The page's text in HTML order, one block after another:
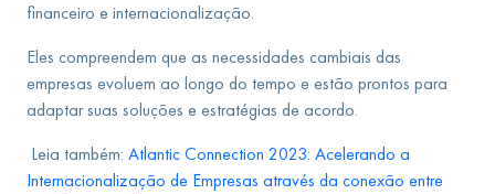
financeiro e internacionalização.
Eles compreendem que as necessidades cambiais das
empresas evoluem ao longo do tempo e estão prontos para
adaptar suas soluções e estratégias de acordo.
Leia também: Atlantic Connection 2023: Acelerando a
Internacionalização de Empresas através da conexão entre